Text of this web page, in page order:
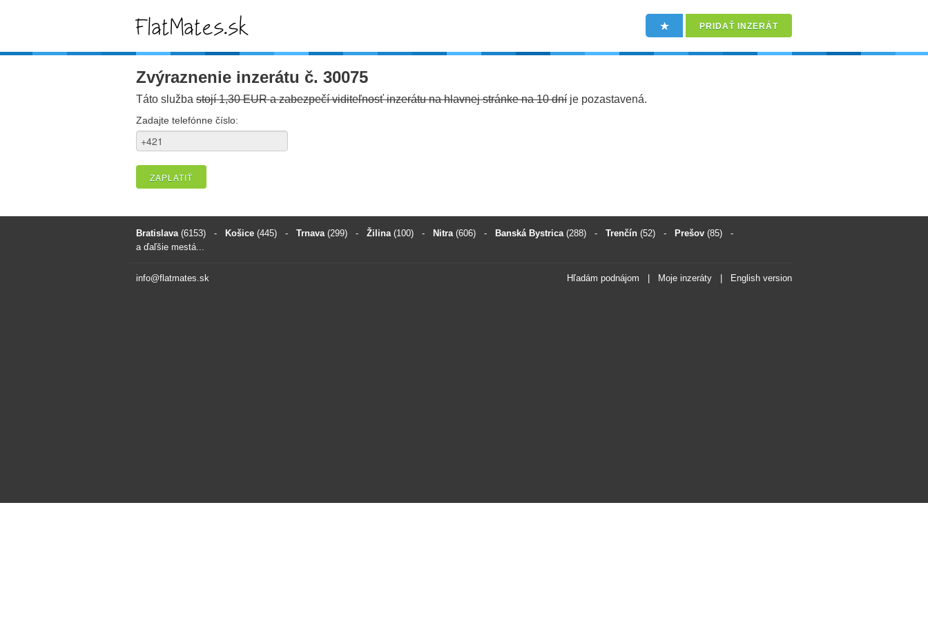
PRIDAŤ INZERÁT
Zvýraznenie inzerátu č. 30075
Táto služba stojí 1,30 EUR a zabezpečí viditeľnosť inzerátu na hlavnej stránke na 10 dní je pozastavená.
Zadajte telefónne číslo:
ZAPLATIŤ
Bratislava (6153) - Košice (445) - Trnava (299) - Žilina (100) - Nitra (606) - Banská Bystrica (288) - Trenčín (52) - Prešov (85) -
a ďaľšie mestá...
info@flatmates.sk Hľadám podnájom Moje inzeráty English version